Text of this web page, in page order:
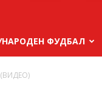
ФУДБАЛ
(ВИДЕО)